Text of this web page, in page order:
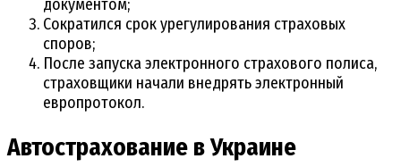
документом;
Сократился срок урегулирования страховых
споров;
После запуска электронного страхового полиса,
страховщики начали внедрять электронный
европротокол.
Автострахование в Украине